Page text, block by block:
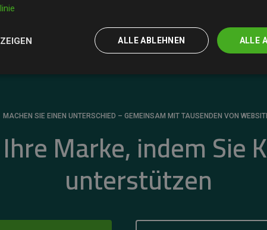
MACHEN SIE EINEN UNTERSCHIED – GEMEINSAM MIT TAUSENDEN VON
Marke, indem Sie
unterstützen
ALLE
ALLE ABLEHNEN